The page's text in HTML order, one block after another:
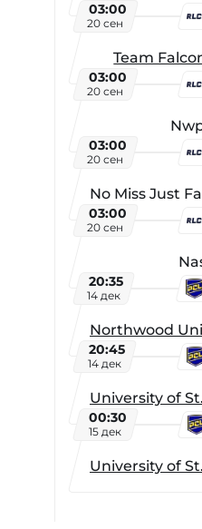
03:00
20 сен
Team
03:00
20 сен
03:00
20 сен
03:00
20 сен
20:35
14 дек
20:45
14 дек
00:30
15 дек